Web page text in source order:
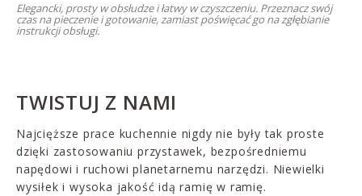
Elegancki, prosty w obsłudze i łatwy w czyszczeniu. Przeznacz swój
czas na pieczenie i gotowanie, zamiast poświęcać go na zgłębianie
instrukcji obsługi.
TWISTUJ Z NAMI
Najcięższe prace kuchennie nigdy nie były tak proste
dzięki zastosowaniu przystawek, bezpośredniemu
napędowi i ruchowi planetarnemu narzędzi. Niewielki
wysiłek i wysoka jakość idą ramię w ramię.